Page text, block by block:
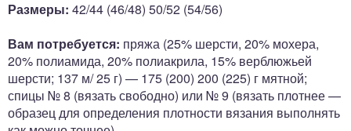
Размеры: 42/44 (46/48) 50/52 (54/56)
Вам потребуется: пряжа (25% шерсти, 20% мохера,
20% полиамида, 20% полиакрила, 15% верблюжьей
шерсти; 137 м/ 25 г) — 175 (200) 200 (225) г мятной;
спицы № 8 (вязать свободно) или № 9 (вязать плотнее —
образец для определения плотности вязания выполнять